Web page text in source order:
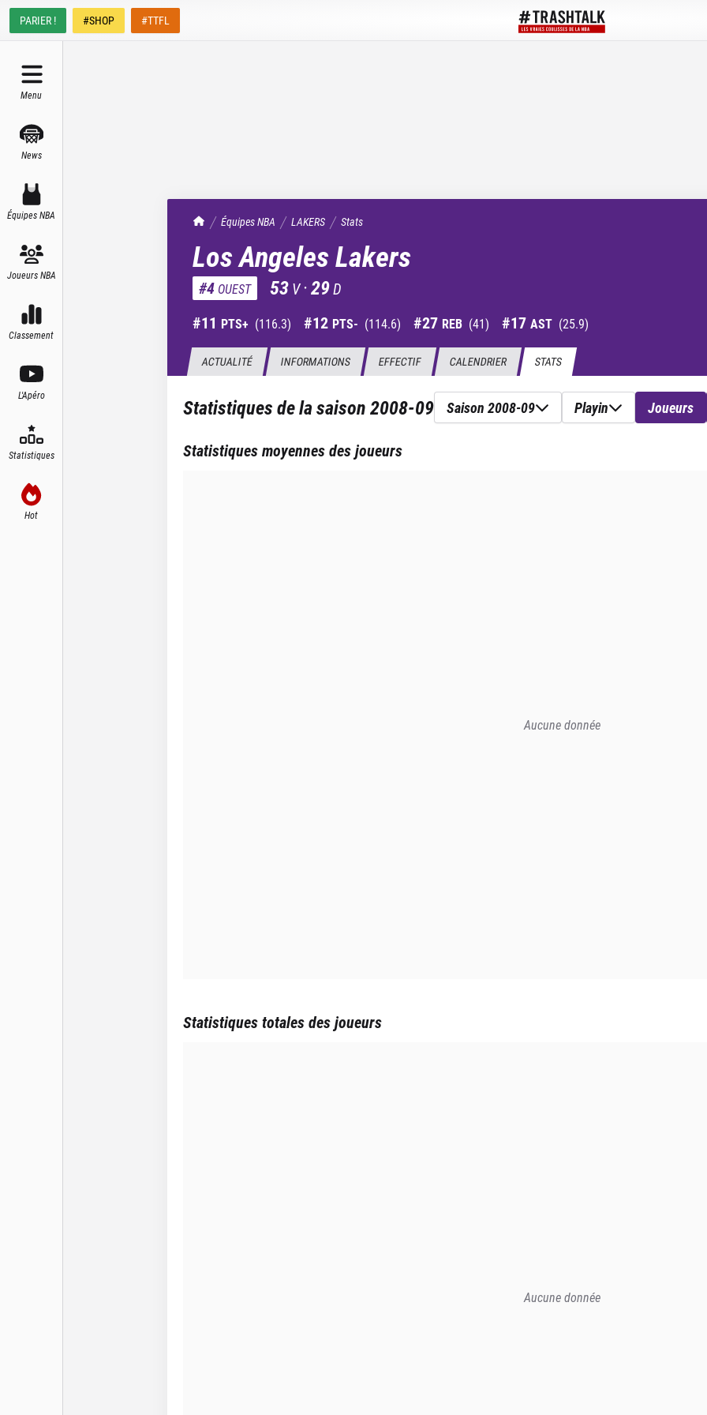
PARIER ! #SHOP #TTFL
Menu
News
Équipes NBA
Joueurs NBA
Classement
L'Apéro
Statistiques
Hot
TrashTalk Actu NBA
Équipes NBA LAKERS Stats
Los Angeles Lakers
#4 OUEST 53 V ·29D
#11 PTS+ (116.3) #12 PTS- (114.6) #27 REB (41) #17 AST (25.9)
ACTUALITÉ INFORMATIONS EFFECTIF CALENDRIER STATS
Statistiques de la saison2008-09 Saison 2008-09 Playin Joueurs
Statistiques moyennes des joueurs
Aucune donnée
Statistiques totales des joueurs
Aucune donnée